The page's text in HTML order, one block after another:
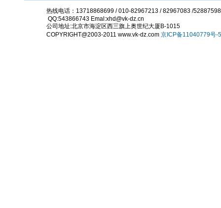
热线电话：13718868699 / 010-82967213 / 82967083 /
QQ:543866743 Emal:xhd@vk-dz.cn
公司地址:北京市海淀区西三旗上奥世纪大厦B-1015
COPYRIGHT@2003-2011 www.vk-dz.com 京ICP备11040779号-5